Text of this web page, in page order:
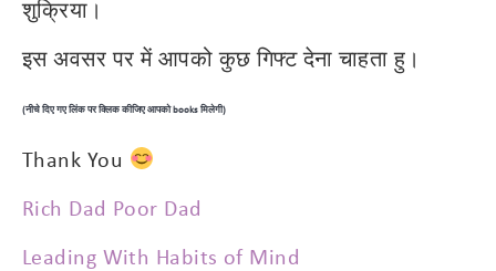
शुक्रिया।
इस अवसर पर में आपको कुछ गिफ्ट देना चाहता हु।
(नीचे दिए गए लिंक पर क्लिक कीजिए आपको books मिलेगी)
Thank You
Rich Dad Poor Dad
Leading With Habits of Mind